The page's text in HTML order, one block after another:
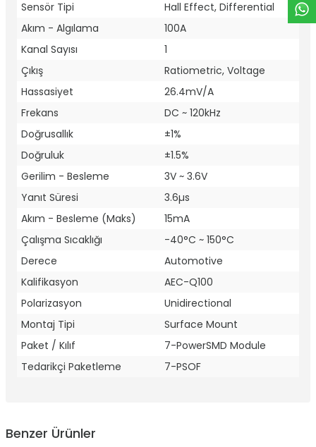
Sensör Tipi
Hall Effect, Differential
Akım - Algılama
100A
Kanal Sayısı
1
Çıkış
Ratiometric, Voltage
Hassasiyet
26.4mV/A
Frekans
DC ~ 120kHz
Doğrusallık
±1%
Doğruluk
±1.5%
Gerilim - Besleme
3V ~ 3.6V
Yanıt Süresi
3.6µs
Akım - Besleme (Maks)
15mA
Çalışma Sıcaklığı
-40°C ~ 150°C
Derece
Automotive
Kalifikasyon
AEC-Q100
Polarizasyon
Unidirectional
Montaj Tipi
Surface Mount
Paket / Kılıf
7-PowerSMD Module
Tedarikçi Paketleme
7-PSOF
Benzer Ürünler